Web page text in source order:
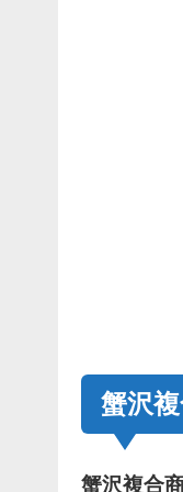
蟹沢
蟹沢複合